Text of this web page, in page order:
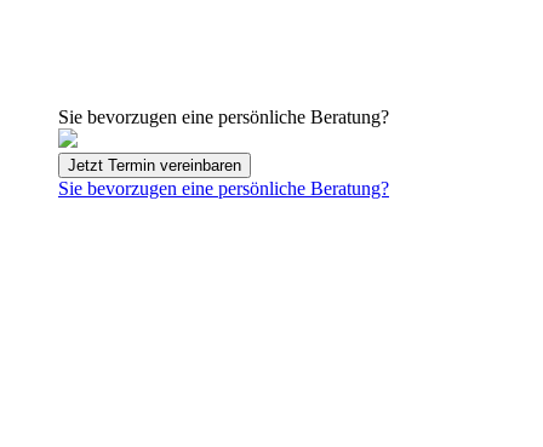
Sie bevorzugen eine persönliche Beratung?
Jetzt Termin vereinbaren
Sie bevorzugen eine persönliche Beratung?